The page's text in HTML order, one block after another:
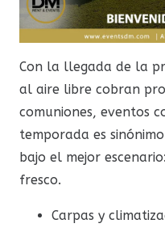
Con la llegada de la
al aire libre cobran
comuniones, eventos
temporada es
bajo el mejor
fresco.
Carpas y